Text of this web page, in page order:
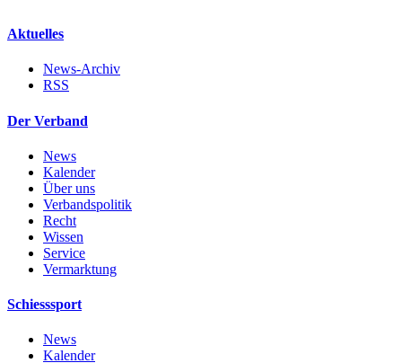
Aktuelles
News-Archiv
RSS
Der Verband
News
Kalender
Über uns
Verbandspolitik
Recht
Wissen
Service
Vermarktung
Schiesssport
News
Kalender